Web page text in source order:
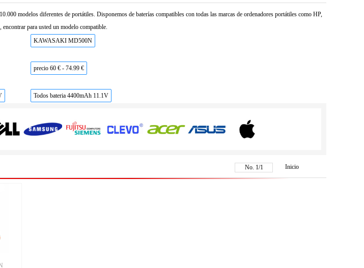
modelos diferentes de portátiles. Disponemos de baterías compatibles con todas las marcas de ordenadores portátiles como HP,
para usted un modelo compatible.
KAWASAKI MD500N
precio 60 € - 74.99 €
Todos bateria 4400mAh 11.1V
No. 1/1 Inicio